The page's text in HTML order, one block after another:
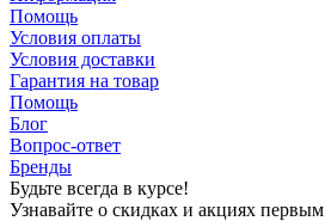
Помощь
Условия оплаты
Условия доставки
Гарантия на товар
Помощь
Блог
Вопрос-ответ
Бренды
Будьте всегда в курсе!
Узнавайте о скидках и акциях первым